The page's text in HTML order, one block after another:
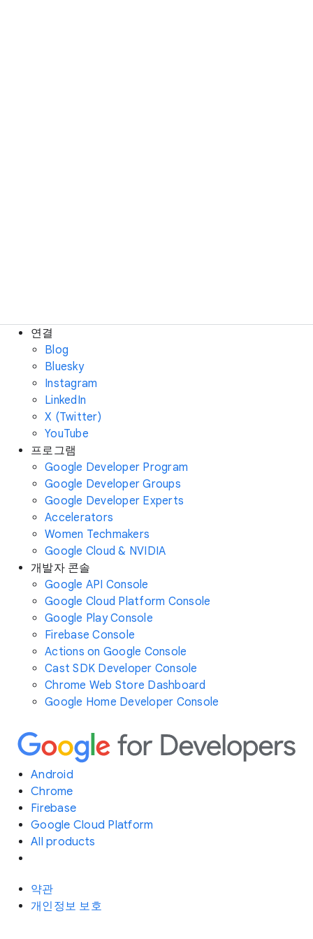
연결
Blog
Bluesky
Instagram
LinkedIn
X (Twitter)
YouTube
프로그램
Google Developer Program
Google Developer Groups
Google Developer Experts
Accelerators
Women Techmakers
Google Cloud & NVIDIA
개발자 콘솔
Google API Console
Google Cloud Platform Console
Google Play Console
Firebase Console
Actions on Google Console
Cast SDK Developer Console
Chrome Web Store Dashboard
Google Home Developer Console
Android
Chrome
Firebase
Google Cloud Platform
All products
약관
개인정보 보호